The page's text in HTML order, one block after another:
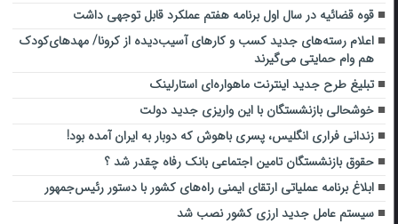
قوه قضائیه در سال اول برنامه هفتم عملکرد قابل توجهی داشت
اعلام رسته‌های جدید کسب‌ و کارهای آسیب‌دیده از کرونا/ مهدهای‌کودک‌
هم وام حمایتی می‌گیرند
تبلیغ طرح جدید اینترنت ماهواره‌ای استارلینک
خوشحالی بازنشستگان با این واریزی جدید دولت
زندانی فراری انگلیس، پسری باهوش که دوبار به ایران آمده بود!
حقوق بازنشستگان تامین اجتماعی بانک رفاه چقدر شد ؟
ابلاغ برنامه عملیاتی ارتقای ایمنی راه‌های کشور با دستور رئیس‌جمهور
سیستم عامل جدید ارزی کشور نصب شد